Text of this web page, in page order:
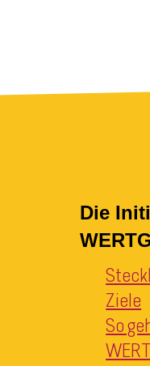
Die
Ziele
So